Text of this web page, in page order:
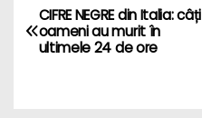
o
s
CIFRE NEGRE din Italia: câți
oameni au murit în
ultimele 24 de ore